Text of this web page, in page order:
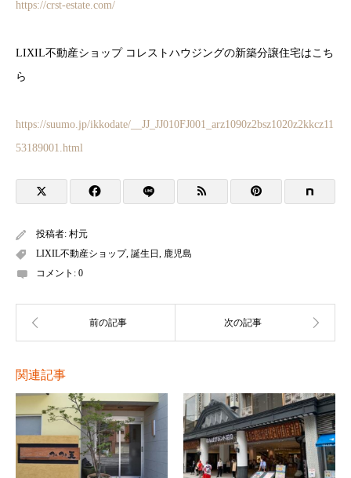
https://crst-estate.com/
LIXIL不動産ショップ コレストハウジングの新築分譲住宅はこち
ら
https://suumo.jp/ikkodate/__JJ_JJ010FJ001_arz1090z2bsz1020z2kkcz11
53189001.html
投稿者: 村元
LIXIL不動産ショップ, 誕生日
鹿児島
コメント: 0
関連記事